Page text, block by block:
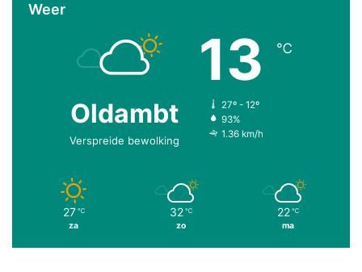
Weer
Oldambt
Verspreide bewolking
13 ℃
27º - 12º
93%
1.36 km/h
27 ℃
za
32 ℃
zo
22 ℃
ma